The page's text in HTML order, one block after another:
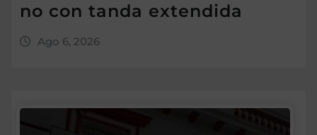
no con tanda extendida
Ago 6, 2026